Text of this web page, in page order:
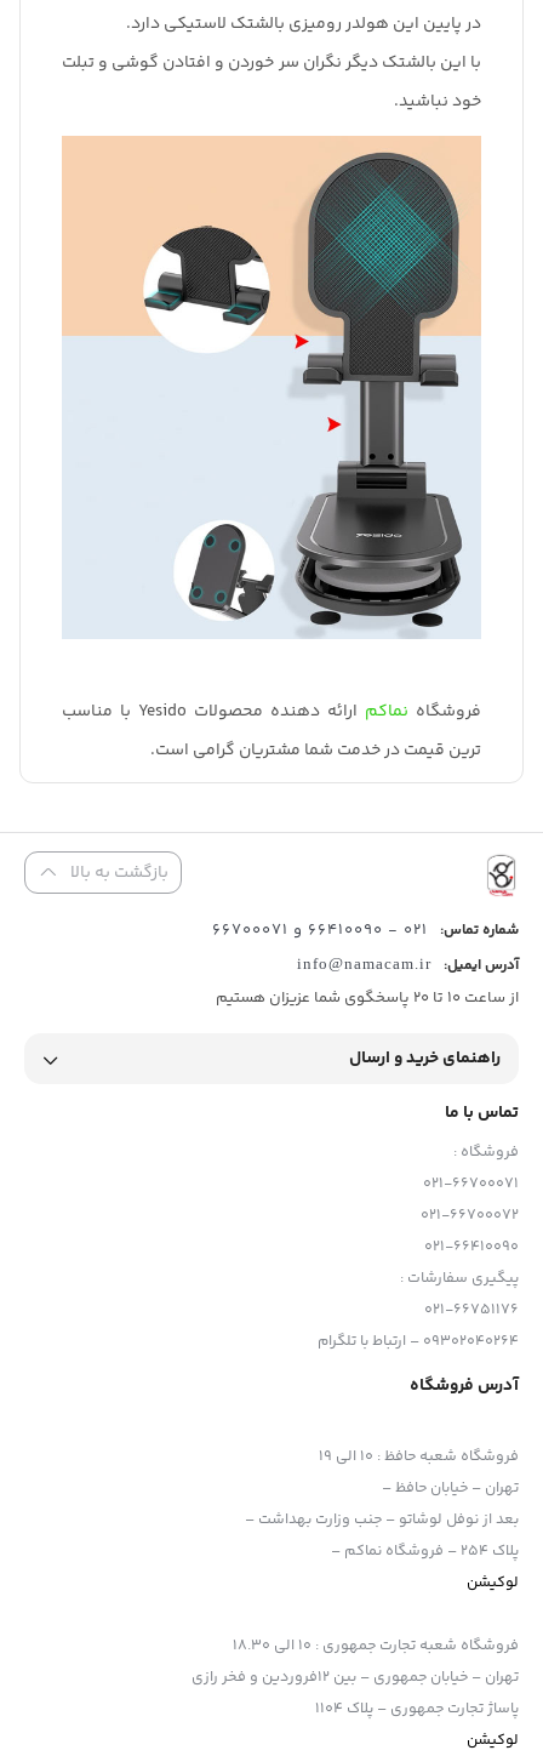
در پایین این هولدر رومیزی بالشتک لاستیکی دارد.
با این بالشتک دیگر نگران سر خوردن و افتادن گوشی و تبلت
خود نباشید.
فروشگاه نماکم
ارائه دهنده محصولات Yesido با مناسب
ترین قیمت در خدمت شما مشتریان گرامی است.
بازگشت به بالا
شماره تماس: 021 - 66410090 و 66700071
آدرس ایمیل: info@namacam.ir
از ساعت 10 تا 20 پاسخگوی شما عزیزان هستیم
راهنمای خرید و ارسال
تماس با ما
فروشگاه :
021-66700071
021-66700072
021-66410090
پیگیری سفارشات :
021-66751176
09302040264 – ارتباط با تلگرام
آدرس فروشگاه
فروشگاه شعبه حافظ: 10 الی 19
تهران – خیابان حافظ –
بعد از نوفل لوشاتو – جنب وزارت بهداشت –
پلاک 254 – فروشگاه نماکم –
لوکیشن
فروشگاه شعبه تجارت جمهوری : 10 الی 18.30
تهران – خیابان جمهوری – بین 12فروردین و فخر رازی
پاساژ تجارت جمهوری – پلاک 1104
لوکیشن